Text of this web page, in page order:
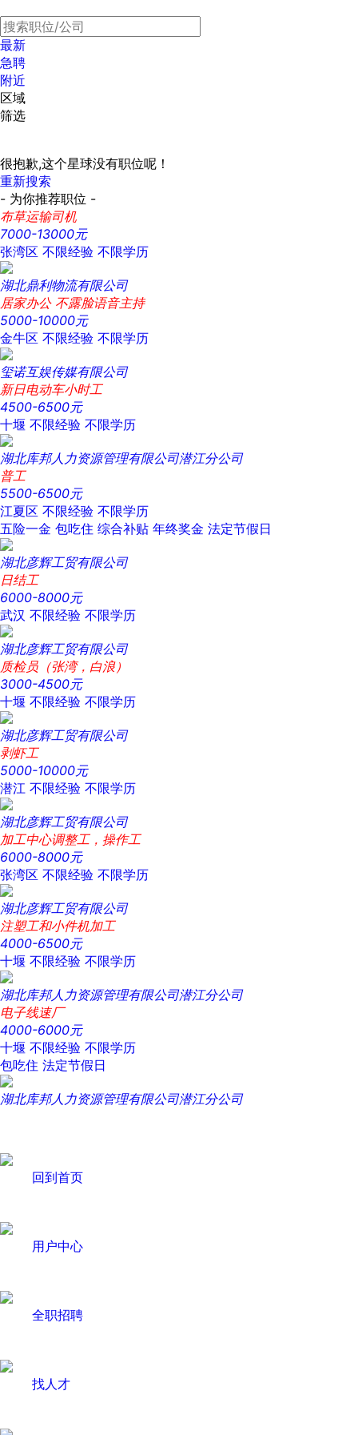
最新
急聘
附近
区域
筛选
很抱歉,这个星球没有职位呢！
重新搜索
- 为你推荐职位 -
布草运输司机
7000-13000元
张湾区 不限经验 不限学历
湖北鼎利物流有限公司
居家办公 不露脸语音主持
5000-10000元
金牛区 不限经验 不限学历
玺诺互娱传媒有限公司
新日电动车小时工
4500-6500元
十堰 不限经验 不限学历
湖北库邦人力资源管理有限公司潜江分公司
普工
5500-6500元
江夏区 不限经验 不限学历
五险一金 包吃住 综合补贴 年终奖金 法定节假日
湖北彦辉工贸有限公司
日结工
6000-8000元
武汉 不限经验 不限学历
湖北彦辉工贸有限公司
质检员（张湾，白浪）
3000-4500元
十堰 不限经验 不限学历
湖北彦辉工贸有限公司
剥虾工
5000-10000元
潜江 不限经验 不限学历
湖北彦辉工贸有限公司
加工中心调整工，操作工
6000-8000元
张湾区 不限经验 不限学历
湖北彦辉工贸有限公司
注塑工和小件机加工
4000-6500元
十堰 不限经验 不限学历
湖北库邦人力资源管理有限公司潜江分公司
电子线速厂
4000-6000元
十堰 不限经验 不限学历
包吃住 法定节假日
湖北库邦人力资源管理有限公司潜江分公司
回到首页
用户中心
全职招聘
找人才